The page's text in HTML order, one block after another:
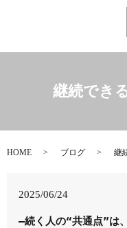
継続でき
HOME ブログ 継
2025/06/24
―続く人の“共通点”は